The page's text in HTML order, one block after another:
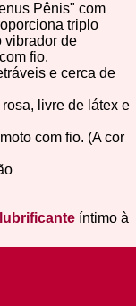
Pênis" com
triplo
vibrador de
fio.
e cerca de
livre de látex e
com fio. (A cor
lubrificante íntimo à